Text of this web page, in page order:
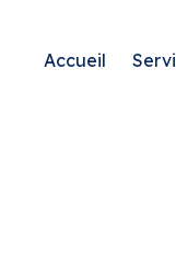
Accueil